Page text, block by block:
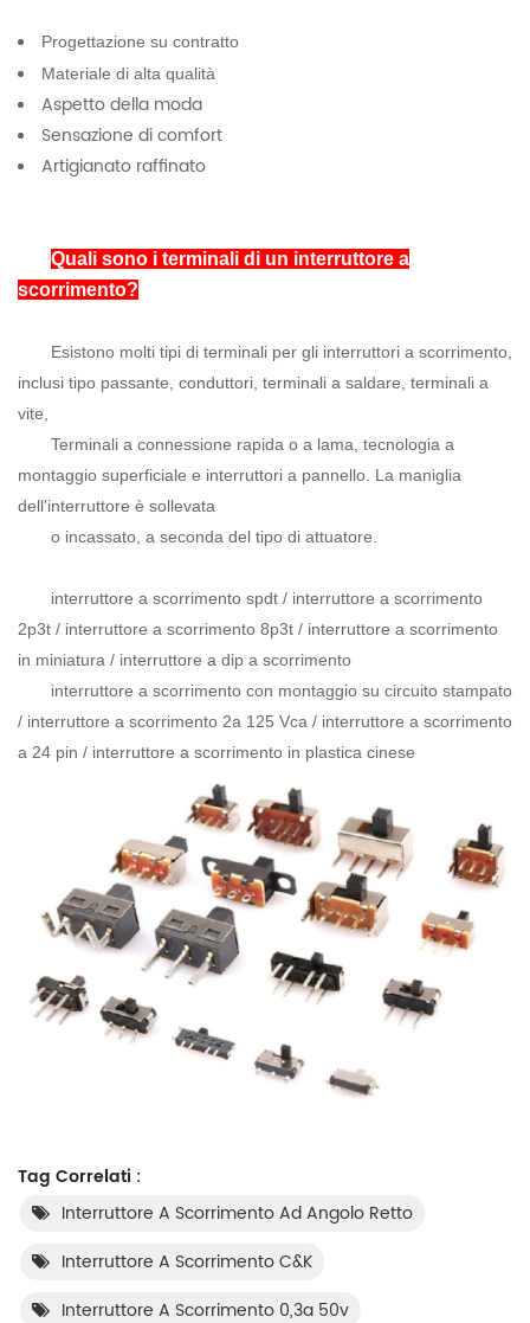
Progettazione su contratto
Materiale di alta qualità
Aspetto della moda
Sensazione di comfort
Artigianato raffinato
Quali sono i terminali di un interruttore a
scorrimento?
Esistono molti tipi di terminali per gli interruttori a scorrimento,
inclusi tipo passante, conduttori, terminali a saldare, terminali a
vite,
Terminali a connessione rapida o a lama, tecnologia a
montaggio superficiale e interruttori a pannello. La maniglia
dell'interruttore è sollevata
o incassato, a seconda del tipo di attuatore.
interruttore a scorrimento spdt / interruttore a scorrimento
2p3t / interruttore a scorrimento 8p3t / interruttore a scorrimento
in miniatura / interruttore a dip a scorrimento
interruttore a scorrimento con montaggio su circuito stampato
/ interruttore a scorrimento 2a 125 Vca / interruttore a scorrimento
a 24 pin / interruttore a scorrimento in plastica cinese
Tag Correlati :
Interruttore A Scorrimento Ad Angolo Retto
Interruttore A Scorrimento C&K
Interruttore A Scorrimento 0,3a 50v